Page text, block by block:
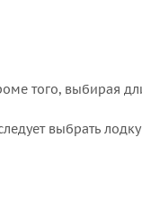
того, выбирая
выбрать